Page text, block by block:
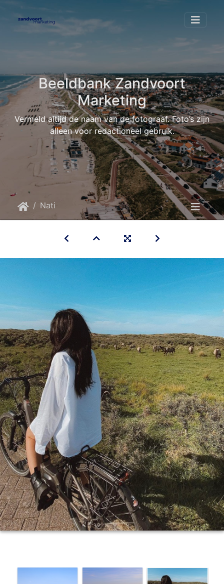
Beeldbank Zandvoort
Marketing
Vermeld altijd de naam van de fotograaf. Foto’s zijn
alleen voor redactioneel gebruik.
Nationaal Park Zuid-Kennemerland IMG 2650